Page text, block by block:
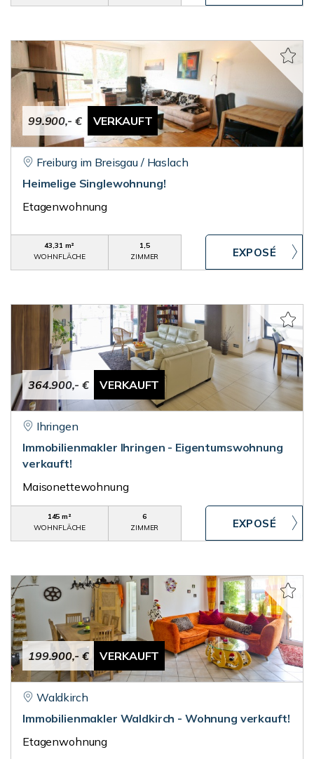
99.900,- € VERKAUFT
Freiburg im Breisgau / Haslach
Heimelige Singlewohnung!
Etagenwohnung
43,31 m²
WOHNFLÄCHE
1,5
ZIMMER
364.900,- € VERKAUFT
Ihringen
Immobilienmakler Ihringen - Eigentumswohnung
verkauft!
Maisonettewohnung
145 m²
WOHNFLÄCHE
6
ZIMMER
199.900,- € VERKAUFT
Waldkirch
Immobilienmakler Waldkirch - Wohnung verkauft!
Etagenwohnung